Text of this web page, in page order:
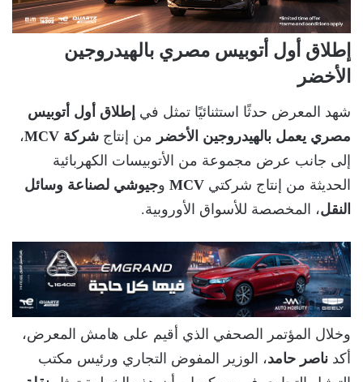
إطلاق أول أتوبيس مصري بالهيدروجين
الأخضر
شهد المعرض حدثًا استثنائيًا تمثل في إطلاق أول أتوبيس
مصري يعمل بالهيدروجين الأخضر من إنتاج شركة MCV
،
إلى جانب عرض مجموعة من الأتوبيسات الكهربائية
الحديثة من إنتاج شركتي MCV وجيوشي لصناعة وسائل
النقل، المخصصة للأسواق الأوروبية.
وخلال المؤتمر الصحفي الذي أقيم على هامش المعرض،
أكد ناصر حامد، الوزير المفوض التجاري ورئيس مكتب